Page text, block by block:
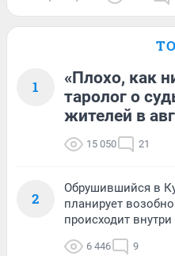
1
«Плохо, как
таролог о
жителей в
15 050 21
2
Обрушившийся в
планирует
происходит внутри
6 446 9